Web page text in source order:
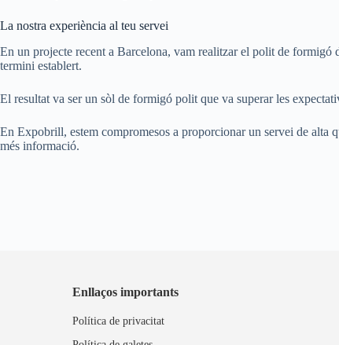
La nostra experiència al teu servei
En un projecte recent a Barcelona, vam realitzar el polit de formigó
termini establert.
El resultat va ser un sòl de formigó polit que va superar les
En Expobrill, estem compromesos a proporcionar un servei de alta
més informació.
Enllaços importants
Política de privacitat